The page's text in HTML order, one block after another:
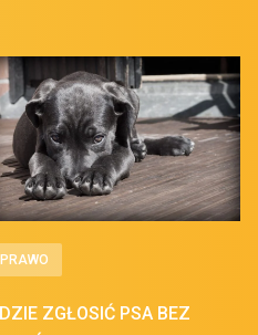
PRAWO
ZGŁOSIĆ PSA BEZ